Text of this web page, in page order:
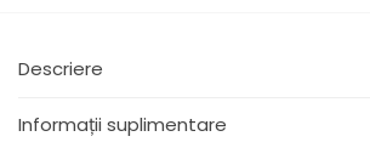
Descriere
Informații suplimentare